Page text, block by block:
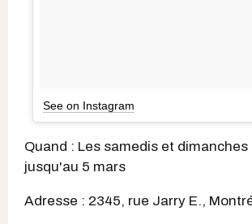
See on Instagram
Quand : Les samedis et dimanches
jusqu'au 5 mars
Adresse : 2345, rue Jarry E.,